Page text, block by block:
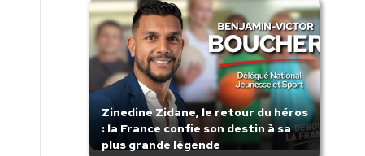
Zinedine Zidane, le retour du héros
: la France confie son destin à sa
plus grande légende